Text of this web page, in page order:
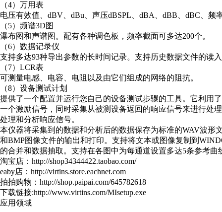
（4）万用表
电压有效值、dBV、dBu、声压dBSPL、dBA、dBB、dBC、
（5）频谱3D图
瀑布图和声谱图。配有各种调色板，频率截面可多达200个。
（6）数据记录仪
支持多达93种导出参数的长时间记录。支持历史数据文件的读
（7）LCR表
可测量电感、电容、电阻以及由它们组成的网络的阻抗。
（8）设备测试计划
提供了一个配置并运行您自己的设备测试步骤的工具。它利用
一个激励信号，同时采集从被测设备返回的响应信号来进行处
处理和分析响应信号。
本仪器将采集到的数据和分析后的数据保存为标准的WAV波
和BMP图像文件的输出和打印。支持将文本或图像复制到
的合并和数据抽取。支持在各图中为每通道设置多达5条参考曲
淘宝店：http://shop34344422.taobao.com/
eaby店：http://virtins.store.eachnet.com
拍拍购物：http://shop.paipai.com/645782618
下载链接:http://www.virtins.com/MIsetup.exe
应用领域